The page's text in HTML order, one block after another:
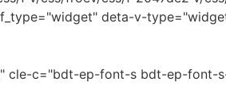
deta-v-
cle-c="bdt-ep-font-s bdt-ep-